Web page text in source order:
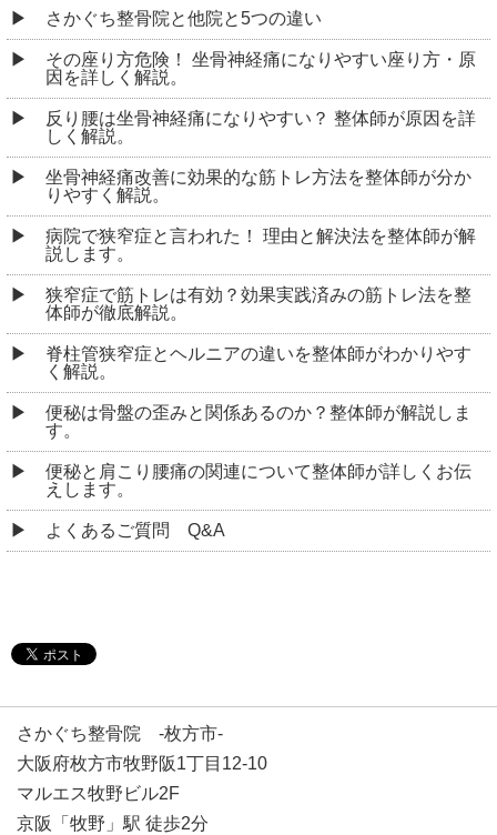
さかぐち整骨院と他院と5つの違い
その座り方危険！ 坐骨神経痛になりやすい座り方・原
因を詳しく解説。
反り腰は坐骨神経痛になりやすい？ 整体師が原因を詳
しく解説。
坐骨神経痛改善に効果的な筋トレ方法を整体師が分か
りやすく解説。
病院で狭窄症と言われた！ 理由と解決法を整体師が解
説します。
狭窄症で筋トレは有効？効果実践済みの筋トレ法を整
体師が徹底解説。
脊柱管狭窄症とヘルニアの違いを整体師がわかりやす
く解説。
便秘は骨盤の歪みと関係あるのか？整体師が解説しま
す。
便秘と肩こり腰痛の関連について整体師が詳しくお伝
えします。
よくあるご質問 Q&A
さかぐち整骨院 -枚方市-
大阪府枚方市牧野阪1丁目12-10
マルエス牧野ビル2F
京阪「牧野」駅 徒歩2分